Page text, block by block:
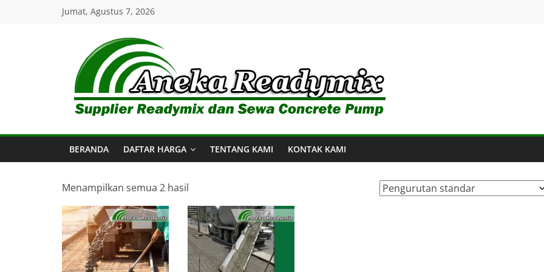
Jumat, Agustus 7, 2026
Aneka
Readymix
Pusat
Penjualan
Aneka
Beton
Ready
mix
di
Indonesia
BERANDA DAFTAR HARGA TENTANG KAMI KONTAK KAMI
Menampilkan semua 2 hasil